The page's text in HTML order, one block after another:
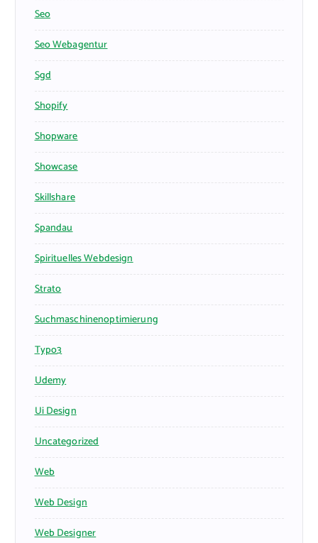
Seo
Seo Webagentur
Sgd
Shopify
Shopware
Showcase
Skillshare
Spandau
Spirituelles Webdesign
Strato
Suchmaschinenoptimierung
Typo3
Udemy
Ui Design
Uncategorized
Web
Web Design
Web Designer